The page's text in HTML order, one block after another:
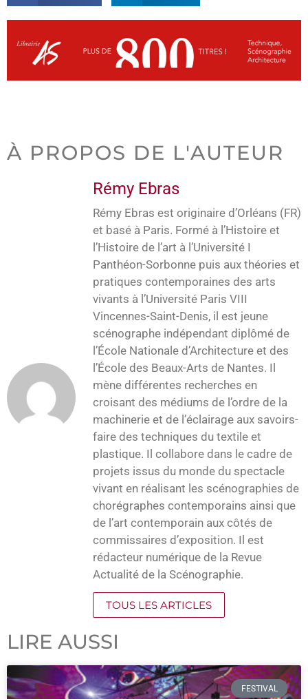
À PROPOS DE L'AUTEUR
Rémy Ebras
Rémy Ebras est originaire d’Orléans (FR)
et basé à Paris. Formé à l’Histoire et
l’Histoire de l’art à l’Université I
Panthéon-Sorbonne puis aux théories et
pratiques contemporaines des arts
vivants à l’Université Paris VIII
Vincennes-Saint-Denis, il est jeune
scénographe indépendant diplômé de
l’École Nationale d’Architecture et des
l’École des Beaux-Arts de Nantes. Il
mène différentes recherches en
croisant des médiums de l’ordre de la
machinerie et de l’éclairage aux savoirs-
faire des techniques du textile et
plastique. Il collabore dans le cadre de
projets issus du monde du spectacle
vivant en réalisant les scénographies de
chorégraphes contemporains ainsi que
de l’art contemporain aux côtés de
commissaires d’exposition. Il est
rédacteur numérique de la Revue
Actualité de la Scénographie.
TOUS LES ARTICLES
LIRE AUSSI
FESTIVAL